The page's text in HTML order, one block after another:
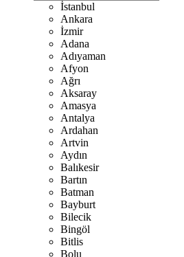
İstanbul
Ankara
İzmir
Adana
Adıyaman
Afyon
Ağrı
Aksaray
Amasya
Antalya
Ardahan
Artvin
Aydın
Balıkesir
Bartın
Batman
Bayburt
Bilecik
Bingöl
Bitlis
Bolu